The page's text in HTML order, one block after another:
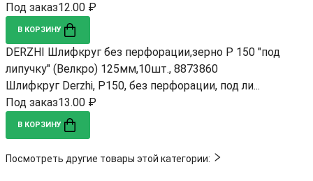
Под заказ12.00 ₽
В КОРЗИНУ
DERZHI Шлифкруг без перфорации,зерно Р 150 "под
липучку" (Велкро) 125мм,10шт., 8873860
Шлифкруг Derzhi, Р150, без перфорации, под ли...
Под заказ13.00 ₽
В КОРЗИНУ
Посмотреть другие товары этой категории: